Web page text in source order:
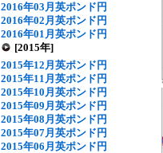
2016年03月英ポンド円
2016年02月英ポンド円
2016年01月英ポンド円
[2015年]
2015年12月英ポンド円
2015年11月英ポンド円
2015年10月英ポンド円
2015年09月英ポンド円
2015年08月英ポンド円
2015年07月英ポンド円
2015年06月英ポンド円